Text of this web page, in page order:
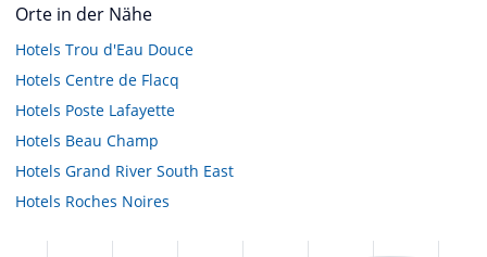
Orte in der Nähe
Hotels Trou d'Eau Douce
Hotels Centre de Flacq
Hotels Poste Lafayette
Hotels Beau Champ
Hotels Grand River South East
Hotels Roches Noires